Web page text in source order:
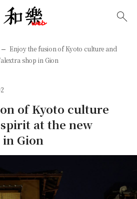
Enjoy the fusion of Kyoto culture and
shop in Gion
of Kyoto culture
at the new
Gion